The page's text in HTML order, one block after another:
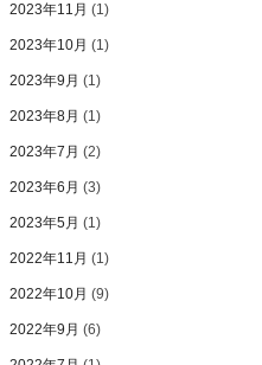
2023年11月 (1)
2023年10月 (1)
2023年9月 (1)
2023年8月 (1)
2023年7月 (2)
2023年6月 (3)
2023年5月 (1)
2022年11月 (1)
2022年10月 (9)
2022年9月 (6)